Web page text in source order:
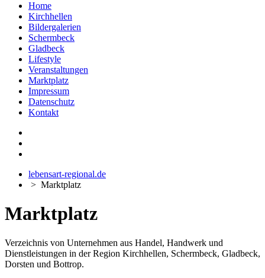
Home
Kirchhellen
Bildergalerien
Schermbeck
Gladbeck
Lifestyle
Veranstaltungen
Marktplatz
Impressum
Datenschutz
Kontakt
lebensart-regional.de
> Marktplatz
Marktplatz
Verzeichnis von Unternehmen aus Handel, Handwerk und
Dienstleistungen in der Region Kirchhellen, Schermbeck, Gladbeck,
Dorsten und Bottrop.